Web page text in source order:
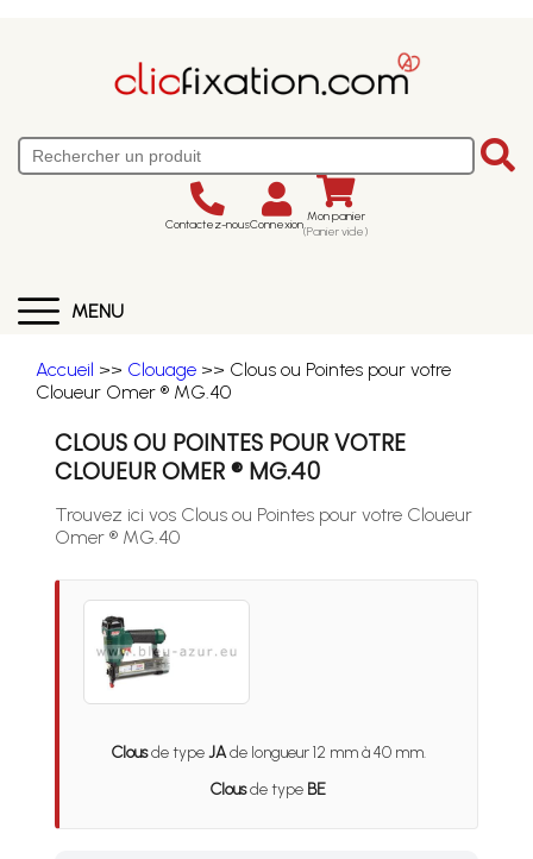
Contactez-nousConnexion Mon panier
(Panier vide)
MENU
Accueil >> Clouage >> Clous ou Pointes pour votre
Cloueur Omer ® MG.40
CLOUS OU POINTES POUR VOTRE
CLOUEUR OMER ® MG.40
Trouvez ici vos Clous ou Pointes pour votre Cloueur
Omer ® MG.40
Clousde typeJAde longueur 12 mm à 40 mm.
Clousde type BE